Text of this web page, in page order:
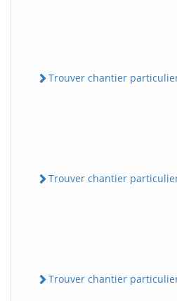
Trouver chantier particulier
Trouver chantier particulier
Trouver chantier